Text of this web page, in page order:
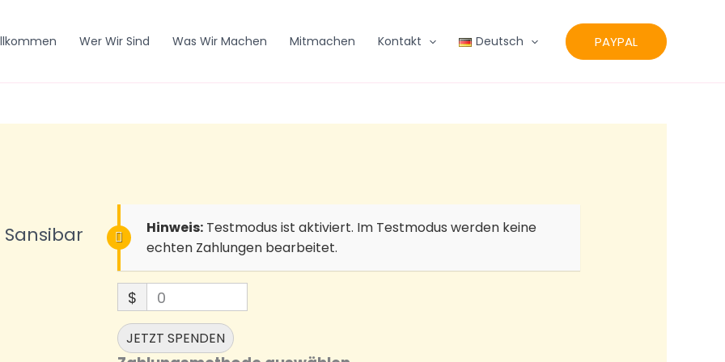
Wer Wir Sind Was Wir Machen Mitmachen Kontakt Deutsch PAYPAL
Hinweis: Testmodus ist aktiviert. Im Testmodus werden keine
echten Zahlungen bearbeitet.
$ 0
JETZT SPENDEN